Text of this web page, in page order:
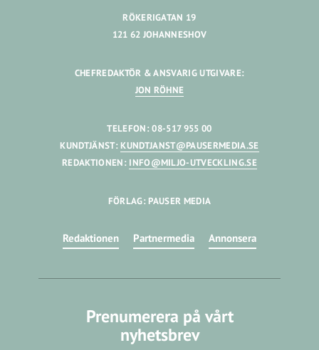
RÖKERIGATAN 19
121 62 JOHANNESHOV
CHEFREDAKTÖR & ANSVARIG UTGIVARE:
JON RÖHNE
TELEFON: 08-517 955 00
KUNDTJÄNST: KUNDTJANST@PAUSERMEDIA.SE
REDAKTIONEN: INFO@MILJO-UTVECKLING.SE
FÖRLAG: PAUSER MEDIA
Redaktionen Partnermedia Annonsera
Prenumerera på vårt
nyhetsbrev